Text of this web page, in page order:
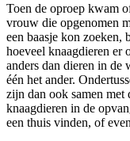
Toen de oproep kwam
vrouw die opgenomen
een baasje kon zoeken,
hoeveel knaagdieren er
anders dan dieren in de
één het ander.
zijn dan ook samen met
knaagdieren in de
een thuis vinden, of